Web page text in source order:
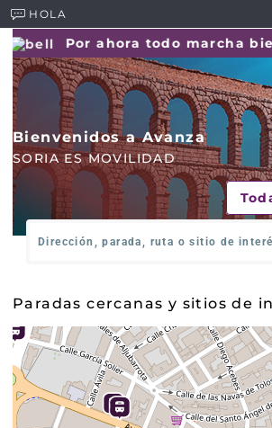
HOLA
Por ahora todo marcha
Bienvenidos a Avanza
SORIA ES MOVILIDAD
¿
D
d
e
q
u
Paradas cercanas y sitios de